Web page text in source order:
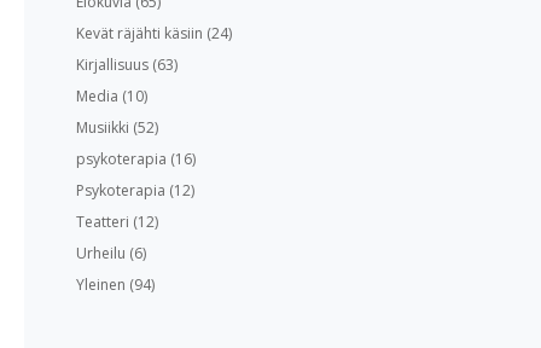
Kevät räjähti käsiin (24)
Kirjallisuus(63)
Media (10)
Musiikki (52)
psykoterapia (16)
Psykoterapia (12)
Teatteri (12)
Urheilu (6)
Yleinen (94)